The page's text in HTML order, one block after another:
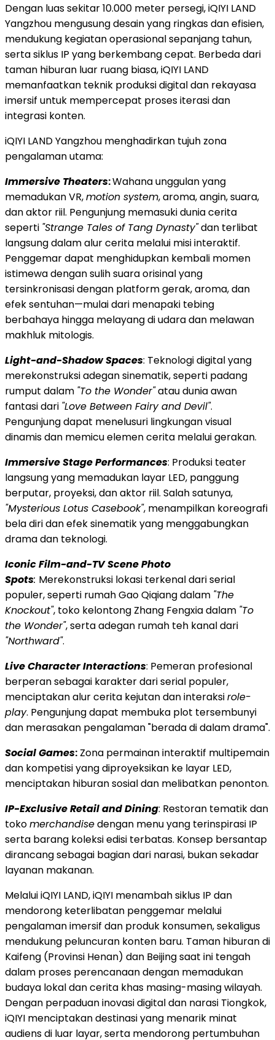
Dengan luas sekitar 10.000 meter persegi, iQIYI LAND
Yangzhou mengusung desain yang ringkas dan efisien,
mendukung kegiatan operasional sepanjang tahun,
serta siklus IP yang berkembang cepat. Berbeda dari
taman hiburan luar ruang biasa, iQIYI LAND
memanfaatkan teknik produksi digital dan rekayasa
imersif untuk mempercepat proses iterasi dan
integrasi konten.
iQIYI LAND Yangzhou menghadirkan tujuh zona
pengalaman utama:
Immersive Theaters:Wahana unggulan yang
memadukan VR,motion system, aroma, angin, suara,
dan aktor riil. Pengunjung memasuki dunia cerita
seperti "Strange Tales of Tang Dynasty"dan terlibat
langsung dalam alur cerita melalui misi interaktif.
Penggemar dapat menghidupkan kembali momen
istimewa dengan sulih suara orisinal yang
tersinkronisasi dengan platform gerak, aroma, dan
efek sentuhan—mulai dari menapaki tebing
berbahaya hingga melayang di udara dan melawan
makhluk mitologis.
Light-and-Shadow Spaces: Teknologi digital yang
merekonstruksi adegan sinematik, seperti padang
rumput dalam "To the Wonder"atau dunia awan
fantasi dari "Love Between Fairy and Devil".
Pengunjung dapat menelusuri lingkungan visual
dinamis dan memicu elemen cerita melalui gerakan.
Immersive Stage Performances: Produksi teater
langsung yang memadukan layar LED, panggung
berputar, proyeksi, dan aktor riil. Salah satunya,
"Mysterious Lotus Casebook", menampilkan koreografi
bela diri dan efek sinematik yang menggabungkan
drama dan teknologi.
Iconic Film-and-TV Scene Photo
Spots: Merekonstruksi lokasi terkenal dari serial
populer, seperti rumah Gao Qiqiang dalam "The
Knockout", toko kelontong Zhang Fengxia dalam "To
the Wonder", serta adegan rumah teh kanal dari
"Northward".
Live Character Interactions: Pemeran profesional
berperan sebagai karakter dari serial populer,
menciptakan alur cerita kejutan dan interaksirole-
play. Pengunjung dapat membuka plot tersembunyi
dan merasakan pengalaman "berada di dalam drama".
Social Games: Zona permainan interaktif multipemain
dan kompetisi yang diproyeksikan ke layar LED,
menciptakan hiburan sosial dan melibatkan penonton.
IP-Exclusive Retail and Dining: Restoran tematik dan
tokomerchandisedengan menu yang terinspirasi IP
serta barang koleksi edisi terbatas. Konsep bersantap
dirancang sebagai bagian dari narasi, bukan sekadar
layanan makanan.
Melalui iQIYI LAND, iQIYI menambah siklus IP dan
mendorong keterlibatan penggemar melalui
pengalaman imersif dan produk konsumen, sekaligus
mendukung peluncuran konten baru. Taman hiburan di
Kaifeng (Provinsi Henan) dan Beijing saat ini tengah
dalam proses perencanaan dengan memadukan
budaya lokal dan cerita khas masing-masing wilayah.
Dengan perpaduan inovasi digital dan narasi Tiongkok,
iQIYI menciptakan destinasi yang menarik minat
audiens di luar layar, serta mendorong pertumbuhan